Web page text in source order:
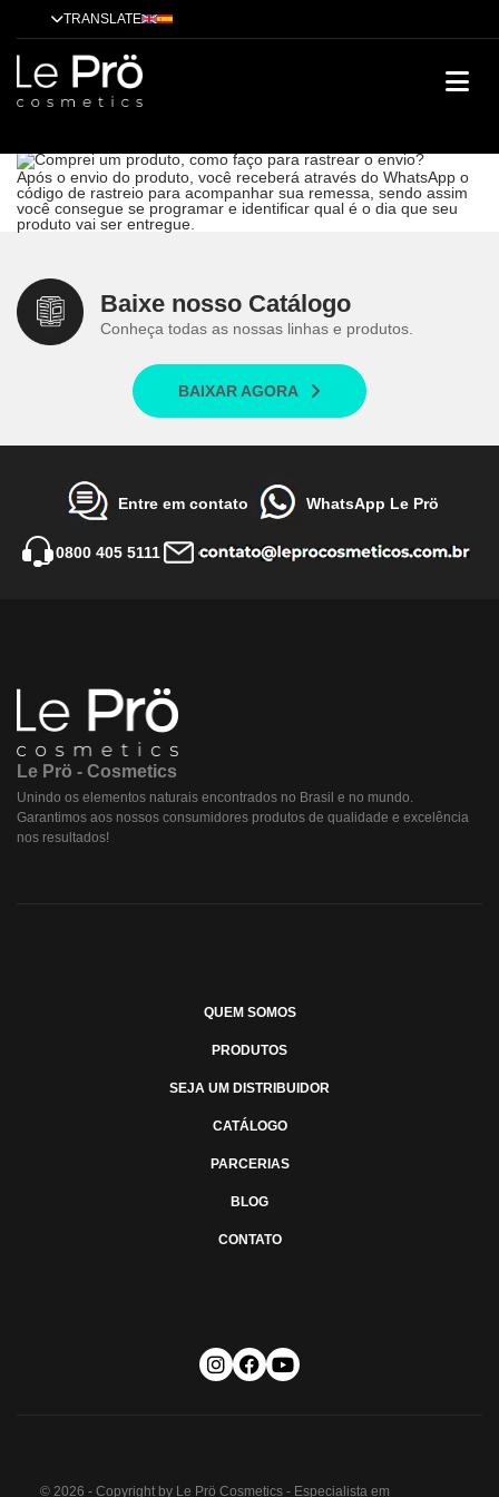
TRANSLATE
Comprei um produto, como faço para rastrear o envio?
TécnicasCases de sucesso
Após o envio do produto, você receberá através do WhatsApp o
código de rastreio para acompanhar sua remessa, sendo assim
você consegue se programar e identificar qual é o dia que seu
produto vai ser entregue.
Baixe nosso Catálogo
Conheça todas as nossas linhas e produtos.
BAIXAR AGORA
Entre em contato WhatsApp Le Prö
0800 405 5111
Le Prö - Cosmetics
Unindo os elementos naturais encontrados no Brasil e no mundo.
Garantimos aos nossos consumidores produtos de qualidade e excelência
nos resultados!
QUEM SOMOS
PRODUTOS
SEJA UM DISTRIBUIDOR
CATÁLOGO
PARCERIAS
BLOG
CONTATO
© 2026 - Copyright by Le Prö Cosmetics - Especialista em